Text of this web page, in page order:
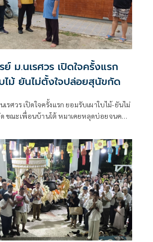
ม.นเรศวร เปิดใจครั้งแรก
ไม้ ยันไม่ตั้งใจปล่อยสุนัขกัด
รศวร เปิดใจครั้งแรก ยอมรับเผาใบไม้-ยันไม่
ขณะเพื่อนบ้านโต้ หมาเคยหลุดบ่อยจนคน